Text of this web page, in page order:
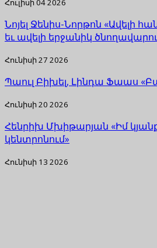
Հուլիսի 04 2026
Նոյել Ջենիս-Նորթոն «Ավելի
եւ ավելի երջանիկ
Հունիսի 27 2026
Պաուլ Բիխել, Լինդա Ֆաաս
Հունիսի 20 2026
Հենրիխ Մխիթարյան «Իմ
կենտրոնում»
Հունիսի 13 2026